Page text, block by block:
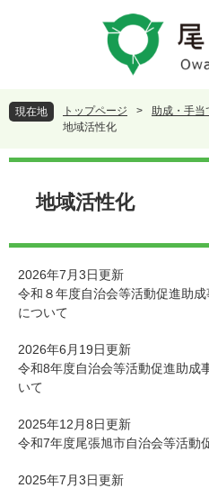
頭
で
。
飛
ば
て
現在地 トップページ > 助成・手当
地域活性化
本
地域活性化
2026年7月3日更新
令和８年度自治会等活動促進助
について
2026年6月19日更新
令和8年度自治会等活動促進助成
いて
2025年12月8日更新
令和7年度尾張旭市自治会等活動
2025年7月3日更新